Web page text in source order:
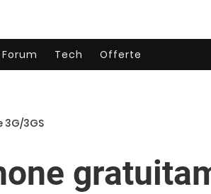
Forum Tech Offerte
3GS